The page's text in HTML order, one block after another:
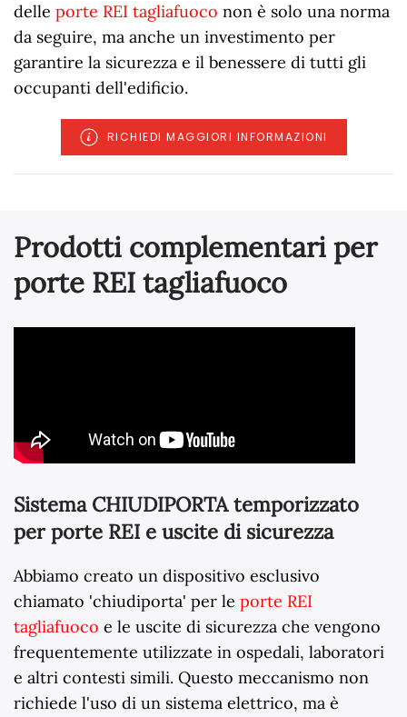
delle porte REI tagliafuoco non è solo una norma
da seguire, ma anche un investimento per
garantire la sicurezza e il benessere di tutti gli
occupanti dell'edificio.
RICHIEDI MAGGIORI INFORMAZIONI
Prodotti complementari per
porte REI tagliafuoco
Sistema CHIUDIPORTA temporizzato
per porte REI e uscite di sicurezza
Abbiamo creato un dispositivo esclusivo
chiamato 'chiudiporta' per le porte REI
tagliafuoco e le uscite di sicurezza che vengono
frequentemente utilizzate in ospedali, laboratori
e altri contesti simili. Questo meccanismo non
richiede l'uso di un sistema elettrico, ma è